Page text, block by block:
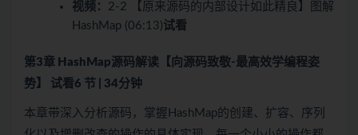
视频： 2-2 【原来源码的内部设计如此精良】图解
HashMap (06:13)试看
第3章 HashMap源码解读【向源码致敬-最高效学编程姿
势】 试看6 节 | 34分钟
本章带深入分析源码，掌握HashMap的创建、扩容、序列